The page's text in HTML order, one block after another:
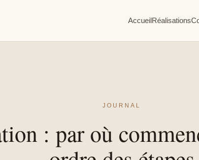
AccueilRéalisations
JOURNAL
: par où